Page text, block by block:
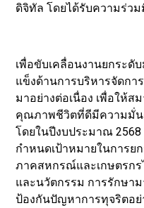
ดิจิทัล โดยได้รับความร่ว
เพื่อขับเคลื่อนงานยกระดั
แข็งด้านการบริหารจัดกา
มาอย่างต่อเนื่อง เพื่อให้
คุณภาพชีวิตที่ดีมีความมั่น
โดยในปีงบประมาณ
กำหนดเป้าหมายในการย
ภาคสหกรณ์และเกษตรก
และนวัตกรรม การรักษา
ป้องกันปัญหาการทุจริตอย่